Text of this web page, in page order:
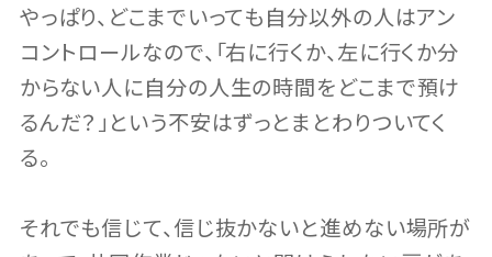
やっぱり、どこまでいっても自分以外の人はアン
コントロールなので、「右に行くか、左に行くか分
からない人に自分の人生の時間をどこまで預け
るんだ？」という不安はずっとまとわりついてく
る。
それでも信じて、信じ抜かないと進めない場所が